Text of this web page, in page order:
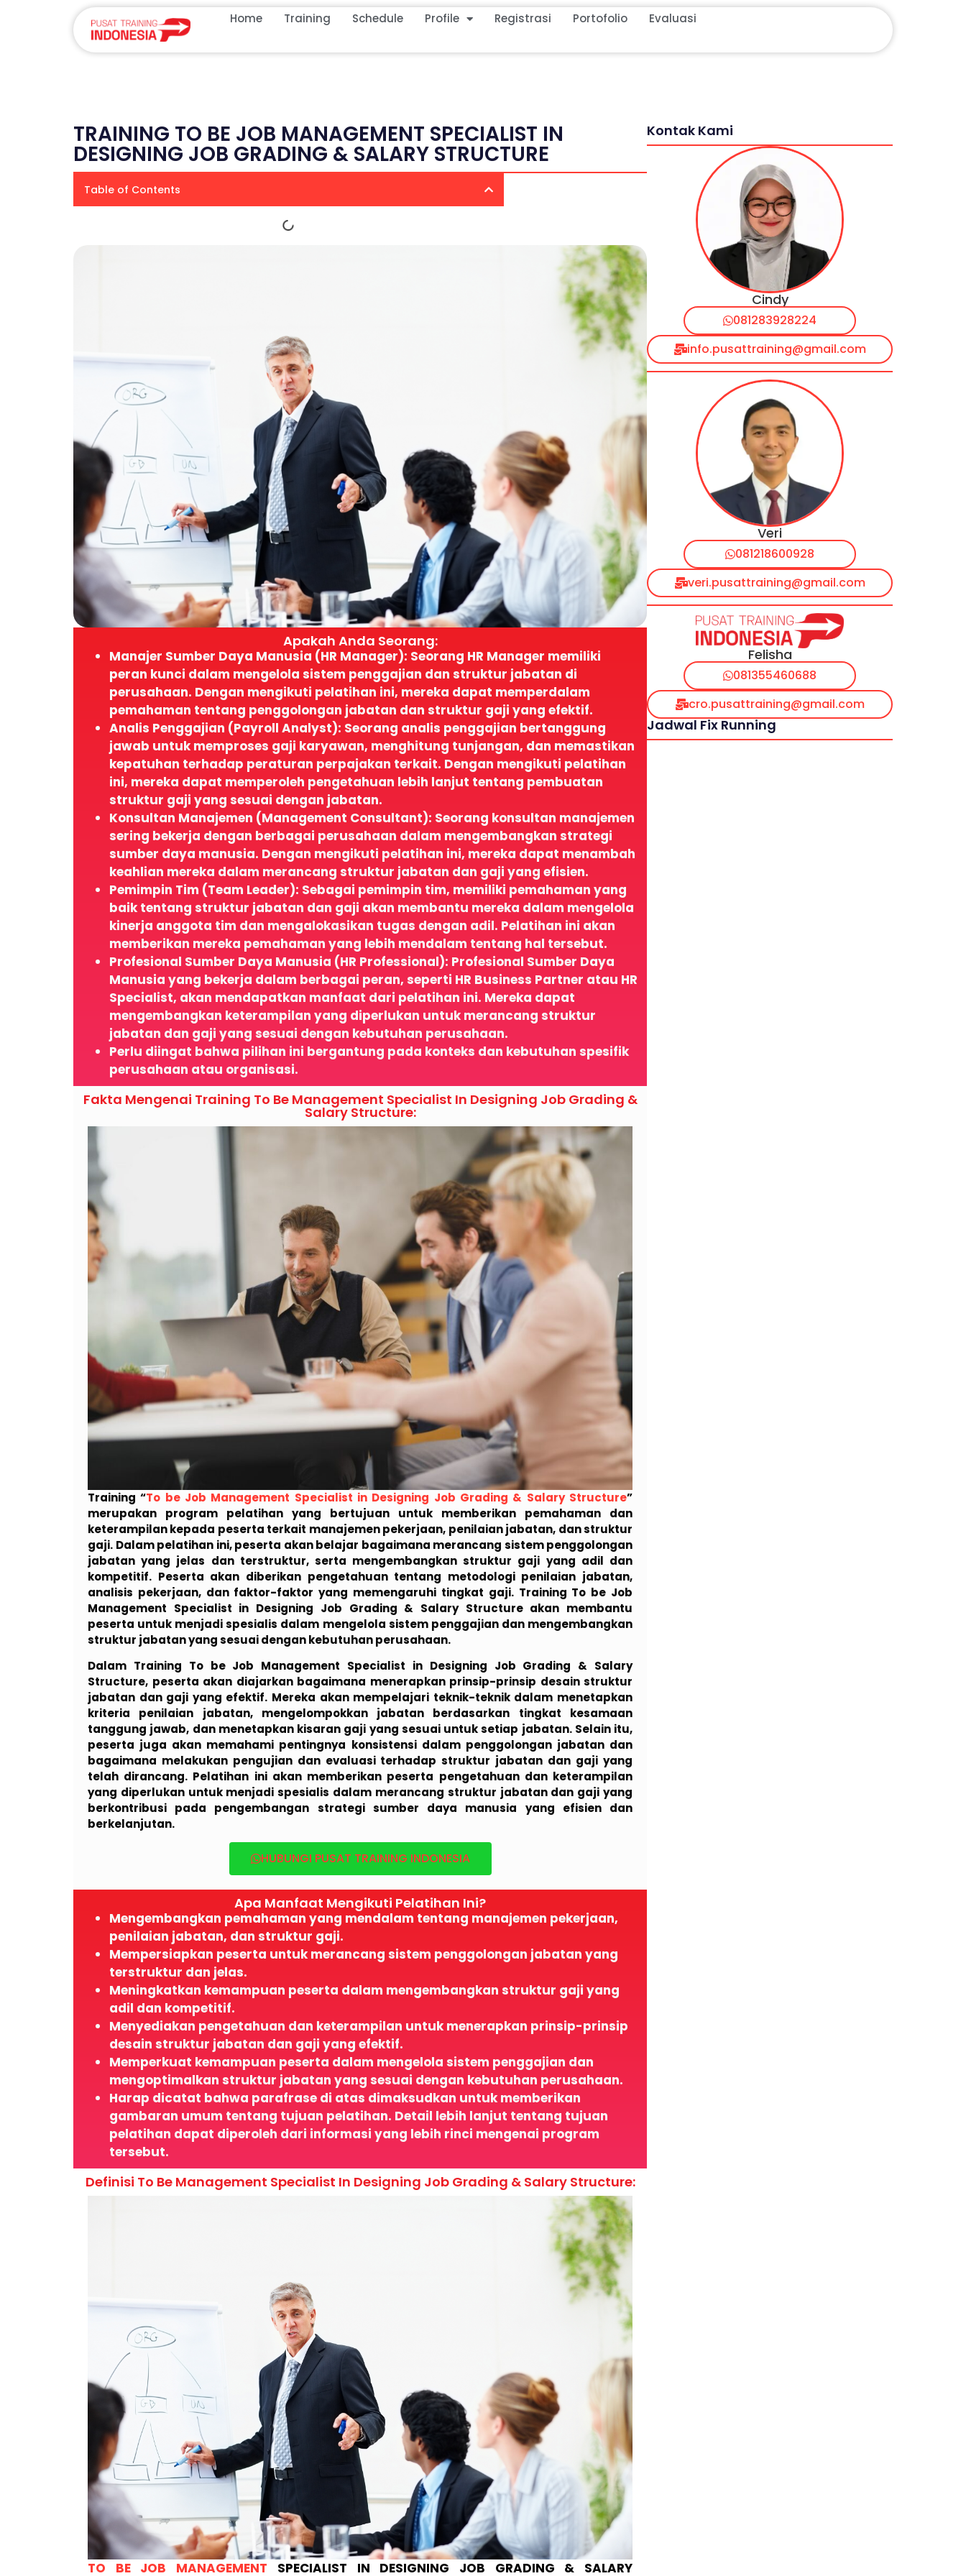
Home Training Schedule Profile Registrasi Portofolio Evaluasi
TRAINING TO BE JOB MANAGEMENT SPECIALIST IN
DESIGNING JOB GRADING & SALARY STRUCTURE
Table of Contents
Apakah Anda Seorang:
Manajer Sumber Daya Manusia (HR Manager): Seorang HR Manager memiliki
peran kunci dalam mengelola sistem penggajian dan struktur jabatan di
perusahaan. Dengan mengikuti pelatihan ini, mereka dapat memperdalam
pemahaman tentang penggolongan jabatan dan struktur gaji yang efektif.
Analis Penggajian (Payroll Analyst): Seorang analis penggajian bertanggung
jawab untuk memproses gaji karyawan, menghitung tunjangan, dan memastikan
kepatuhan terhadap peraturan perpajakan terkait. Dengan mengikuti pelatihan
ini, mereka dapat memperoleh pengetahuan lebih lanjut tentang pembuatan
struktur gaji yang sesuai dengan jabatan.
Konsultan Manajemen (Management Consultant): Seorang konsultan manajemen
sering bekerja dengan berbagai perusahaan dalam mengembangkan strategi
sumber daya manusia. Dengan mengikuti pelatihan ini, mereka dapat menambah
keahlian mereka dalam merancang struktur jabatan dan gaji yang efisien.
Pemimpin Tim (Team Leader): Sebagai pemimpin tim, memiliki pemahaman yang
baik tentang struktur jabatan dan gaji akan membantu mereka dalam mengelola
kinerja anggota tim dan mengalokasikan tugas dengan adil. Pelatihan ini akan
memberikan mereka pemahaman yang lebih mendalam tentang hal tersebut.
Profesional Sumber Daya Manusia (HR Professional): Profesional Sumber Daya
Manusia yang bekerja dalam berbagai peran, seperti HR Business Partner atau HR
Specialist, akan mendapatkan manfaat dari pelatihan ini. Mereka dapat
mengembangkan keterampilan yang diperlukan untuk merancang struktur
jabatan dan gaji yang sesuai dengan kebutuhan perusahaan.
Perlu diingat bahwa pilihan ini bergantung pada konteks dan kebutuhan spesifik
perusahaan atau organisasi.
Fakta Mengenai Training To Be Management Specialist In Designing Job Grading &
Salary Structure:
Training “To be Job Management Specialist in Designing Job Grading & Salary Structure”
merupakan program pelatihan yang bertujuan untuk memberikan pemahaman dan
keterampilan kepada peserta terkait manajemen pekerjaan, penilaian jabatan, dan struktur
gaji. Dalam pelatihan ini, peserta akan belajar bagaimana merancang sistem penggolongan
jabatan yang jelas dan terstruktur, serta mengembangkan struktur gaji yang adil dan
kompetitif. Peserta akan diberikan pengetahuan tentang metodologi penilaian jabatan,
analisis pekerjaan, dan faktor-faktor yang memengaruhi tingkat gaji. Training To be Job
Management Specialist in Designing Job Grading & Salary Structure akan membantu
peserta untuk menjadi spesialis dalam mengelola sistem penggajian dan mengembangkan
struktur jabatan yang sesuai dengan kebutuhan perusahaan.
Dalam Training To be Job Management Specialist in Designing Job Grading & Salary
Structure, peserta akan diajarkan bagaimana menerapkan prinsip-prinsip desain struktur
jabatan dan gaji yang efektif. Mereka akan mempelajari teknik-teknik dalam menetapkan
kriteria penilaian jabatan, mengelompokkan jabatan berdasarkan tingkat kesamaan
tanggung jawab, dan menetapkan kisaran gaji yang sesuai untuk setiap jabatan. Selain itu,
peserta juga akan memahami pentingnya konsistensi dalam penggolongan jabatan dan
bagaimana melakukan pengujian dan evaluasi terhadap struktur jabatan dan gaji yang
telah dirancang. Pelatihan ini akan memberikan peserta pengetahuan dan keterampilan
yang diperlukan untuk menjadi spesialis dalam merancang struktur jabatan dan gaji yang
berkontribusi pada pengembangan strategi sumber daya manusia yang efisien dan
berkelanjutan.
HUBUNGI PUSAT TRAINING INDONESIA
Apa Manfaat Mengikuti Pelatihan Ini?
Mengembangkan pemahaman yang mendalam tentang manajemen pekerjaan,
penilaian jabatan, dan struktur gaji.
Mempersiapkan peserta untuk merancang sistem penggolongan jabatan yang
terstruktur dan jelas.
Meningkatkan kemampuan peserta dalam mengembangkan struktur gaji yang
adil dan kompetitif.
Menyediakan pengetahuan dan keterampilan untuk menerapkan prinsip-prinsip
desain struktur jabatan dan gaji yang efektif.
Memperkuat kemampuan peserta dalam mengelola sistem penggajian dan
mengoptimalkan struktur jabatan yang sesuai dengan kebutuhan perusahaan.
Harap dicatat bahwa parafrase di atas dimaksudkan untuk memberikan
gambaran umum tentang tujuan pelatihan. Detail lebih lanjut tentang tujuan
pelatihan dapat diperoleh dari informasi yang lebih rinci mengenai program
tersebut.
Definisi To Be Management Specialist In Designing Job Grading & Salary Structure:
TO BE JOB MANAGEMENT SPECIALIST IN DESIGNING JOB GRADING & SALARY
Kontak Kami
Cindy
081283928224
info.pusattraining@gmail.com
Veri
081218600928
veri.pusattraining@gmail.com
Felisha
081355460688
cro.pusattraining@gmail.com
Jadwal Fix Running